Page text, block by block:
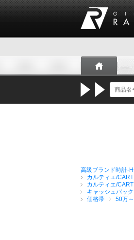
高級ブランド時計-
カルティエ/
カルティエ/
キャッシュバッ
価格帯
50万